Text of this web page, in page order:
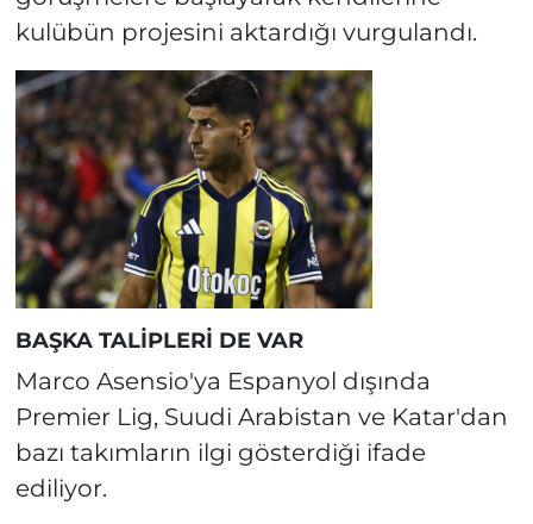
kulübün projesini aktardığı vurgulandı.
BAŞKA TALİPLERİ DE VAR
Marco Asensio'ya Espanyol dışında
Premier Lig, Suudi Arabistan ve Katar'dan
bazı takımların ilgi gösterdiği ifade
ediliyor.